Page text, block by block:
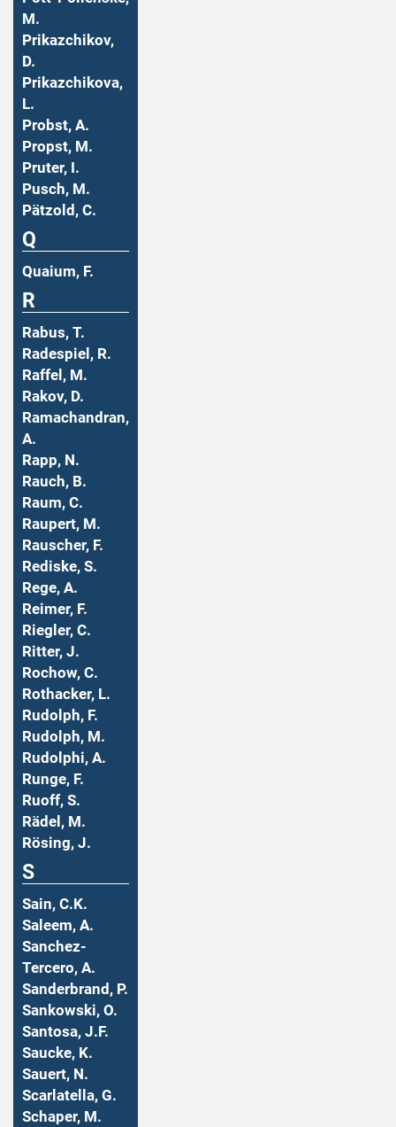
M.
Prikazchikov,
D.
Prikazchikova,
L.
Probst, A.
Propst, M.
Pruter, I.
Pusch, M.
Pätzold, C.
Q
Quaium, F.
R
Rabus, T.
Radespiel, R.
Raffel, M.
Rakov, D.
Ramachandran,
A.
Rapp, N.
Rauch, B.
Raum, C.
Raupert, M.
Rauscher, F.
Rediske, S.
Rege, A.
Reimer, F.
Riegler, C.
Ritter, J.
Rochow, C.
Rothacker, L.
Rudolph, F.
Rudolph, M.
Rudolphi, A.
Runge, F.
Ruoff, S.
Rädel, M.
Rösing, J.
S
Sain, C.K.
Saleem, A.
Sanchez-
Tercero, A.
Sanderbrand, P.
Sankowski, O.
Santosa, J.F.
Saucke, K.
Sauert, N.
Scarlatella, G.
Schaper, M.